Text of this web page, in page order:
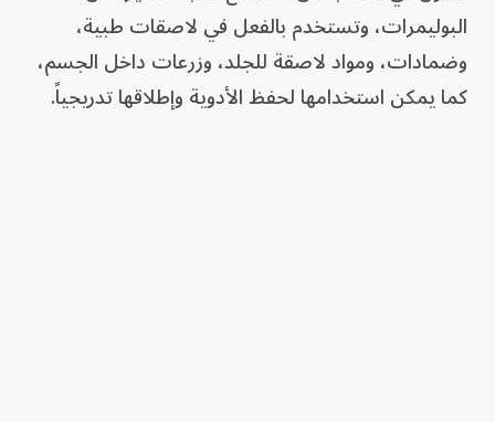
البوليمرات، وتستخدم بالفعل في لاصقات طبية،
وضمادات، ومواد لاصقة للجلد، وزرعات داخل الجسم،
كما يمكن استخدامها لحفظ الأدوية وإطلاقها تدريجياً.